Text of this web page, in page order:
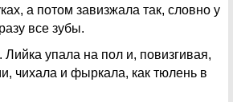
а потом завизжала так, словно у
все зубы.
Лийка упала на пол и, повизгивая,
чихала и фыркала, как тюлень в